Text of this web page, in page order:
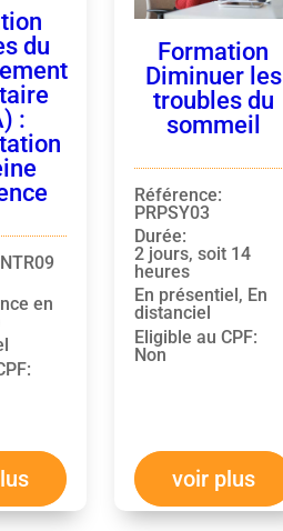
du
:
NTR09
en
:
Formation
Diminuer les
troubles du
sommeil
Référence:
PRPSY03
Durée:
2 jours, soit 14
heures
En présentiel, En
distanciel
Eligible au CPF:
Non
voir plus